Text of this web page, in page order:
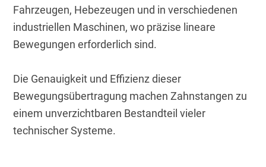
Fahrzeugen, Hebezeugen und in verschiedenen
industriellen Maschinen, wo präzise lineare
Bewegungen erforderlich sind.
Die Genauigkeit und Effizienz dieser
Bewegungsübertragung machen Zahnstangen zu
einem unverzichtbaren Bestandteil vieler
technischer Systeme.